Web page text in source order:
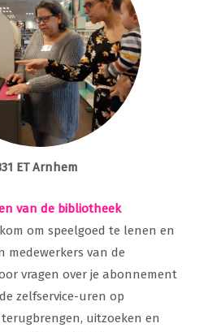
ET Arnhem
van de bibliotheek
om speelgoed te lenen en
medewerkers van de
vragen over je abonnement
zelfservice-uren op
uitzoeken en